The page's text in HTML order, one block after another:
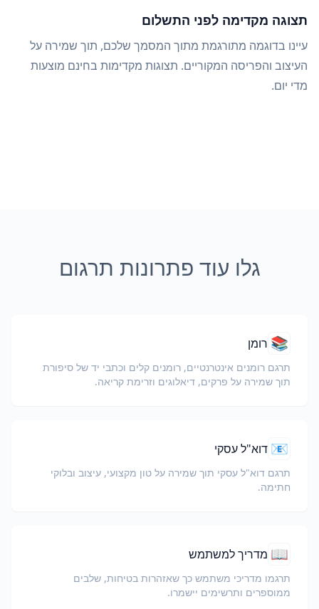
תצוגה מקדימה לפני התשלום
עיינו בדוגמה מתורגמת מתוך המסמך שלכם, תוך שמירה על
העיצוב והפריסה המקוריים. תצוגות מקדימות בחינם מוצעות
מדי יום.
גלו עוד פתרונות תרגום
📚 רומן
תרגם רומנים אינטרנטיים, רומנים קלים וכתבי יד של סיפורת
תוך שמירה על פרקים, דיאלוגים וזרימת קריאה.
📧 דוא"ל עסקי
תרגם דוא"ל עסקי תוך שמירה על טון מקצועי, עיצוב ובלוקי
חתימה.
📖 מדריך למשתמש
תרגמו מדריכי משתמש כך שאזהרות בטיחות, שלבים
ממוספרים ותרשימים יישמרו.